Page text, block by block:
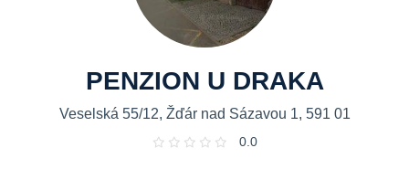
PENZION U DRAKA
Veselská 55/12, Žďár nad Sázavou 1, 591 01
0.0